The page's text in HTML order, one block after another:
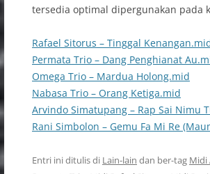
tersedia optimal dipergunakan pada
Rafael Sitorus – Tinggal
Permata Trio – Dang Penghianat
Omega Trio – Mardua Holong.mid
Nabasa Trio – Orang Ketiga.mid
Arvindo Simatupang – Rap Sai Nimu
Rani Simbolon – Gemu Fa Mi Re
Entri ini ditulis di Lain-lain dan ber-tag Midi